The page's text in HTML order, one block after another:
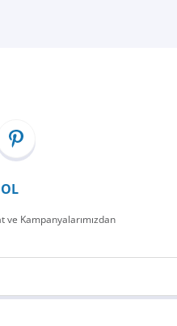
ve Kampanyalarımızdan